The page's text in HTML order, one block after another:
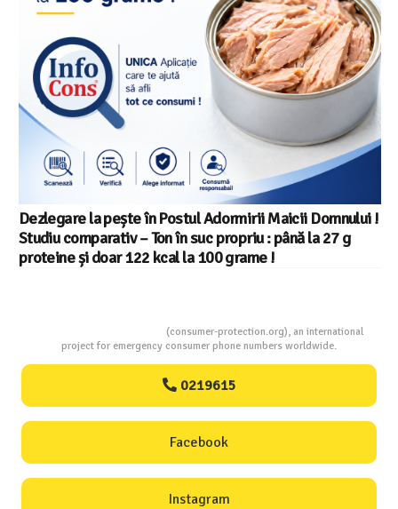
Salariul minim in Europa in 2026 – Romania pe locul 20
din 22 in UE
(consumer-protection.org), an international
project for emergency consumer phone numbers worldwide.
0219615
Facebook
Instagram